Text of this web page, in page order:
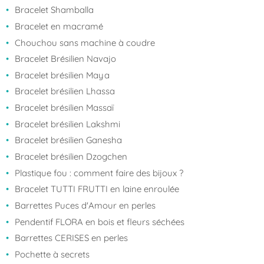
Bracelet Shamballa
Bracelet en macramé
Chouchou sans machine à coudre
Bracelet Brésilien Navajo
Bracelet brésilien Maya
Bracelet brésilien Lhassa
Bracelet brésilien Massaï
Bracelet brésilien Lakshmi
Bracelet brésilien Ganesha
Bracelet brésilien Dzogchen
Plastique fou : comment faire des bijoux ?
Bracelet TUTTI FRUTTI en laine enroulée
Barrettes Puces d'Amour en perles
Pendentif FLORA en bois et fleurs séchées
Barrettes CERISES en perles
Pochette à secrets